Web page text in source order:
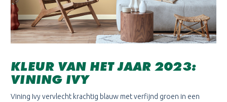
KLEUR VAN HET JAAR 2023:
VINING IVY
Vining Ivy vervlecht krachtig blauw met verfijnd groen in een